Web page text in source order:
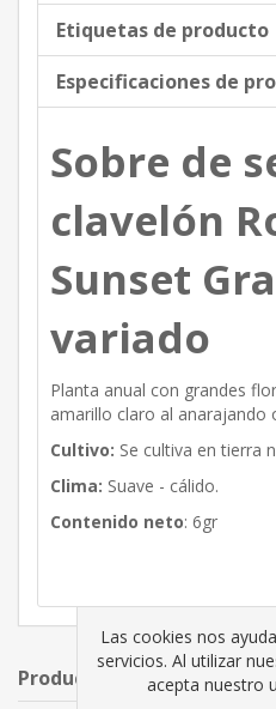
Etiquetas de producto
Especificaciones de
Sobre de
clavelón
Sunset
variado
Planta anual con grandes
amarillo claro al anarajando
Cultivo: Se cultiva en tierra
Clima: Suave - cálido.
Contenido neto: 6gr
Productos relacionados
Las cookies nos
servicios. Al utilizar
acepta nuestro